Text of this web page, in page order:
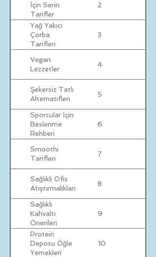
İçin Serin
Tarifler
2
Yağ Yakıcı
Çorba
Tarifleri
3
Vegan
Lezzetler
4
Şekersiz Tatlı
Alternatifleri
5
Sporcular İçin
Beslenme
Rehberi
6
Smoothi
Tarifleri
7
Sağlıklı Ofis
Atıştırmalıkları
8
Sağlıklı
Kahvaltı
Önerileri
9
Protein
Deposu Öğle
Yemekleri
10